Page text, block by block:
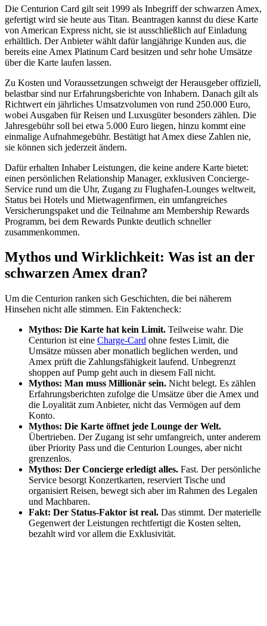
Die Centurion Card gilt seit 1999 als Inbegriff der schwarzen Amex,
gefertigt wird sie heute aus Titan. Beantragen kannst du diese Karte
von American Express nicht, sie ist ausschließlich auf Einladung
erhältlich. Der Anbieter wählt dafür langjährige Kunden aus, die
bereits eine Amex Platinum Card besitzen und sehr hohe Umsätze
über die Karte laufen lassen.
Zu Kosten und Voraussetzungen schweigt der Herausgeber offiziell,
belastbar sind nur Erfahrungsberichte von Inhabern. Danach gilt als
Richtwert ein jährliches Umsatzvolumen von rund 250.000 Euro,
wobei Ausgaben für Reisen und Luxusgüter besonders zählen. Die
Jahresgebühr soll bei etwa 5.000 Euro liegen, hinzu kommt eine
einmalige Aufnahmegebühr. Bestätigt hat Amex diese Zahlen nie,
sie können sich jederzeit ändern.
Dafür erhalten Inhaber Leistungen, die keine andere Karte bietet:
einen persönlichen Relationship Manager, exklusiven Concierge-
Service rund um die Uhr, Zugang zu Flughafen-Lounges weltweit,
Status bei Hotels und Mietwagenfirmen, ein umfangreiches
Versicherungspaket und die Teilnahme am Membership Rewards
Programm, bei dem Rewards Punkte deutlich schneller
zusammenkommen.
Mythos und Wirklichkeit: Was ist an der
schwarzen Amex dran?
Um die Centurion ranken sich Geschichten, die bei näherem
Hinsehen nicht alle stimmen. Ein Faktencheck:
Mythos: Die Karte hat kein Limit. Teilweise wahr. Die
Centurion ist eine Charge-Card ohne festes Limit, die
Umsätze müssen aber monatlich beglichen werden, und
Amex prüft die Zahlungsfähigkeit laufend. Unbegrenzt
shoppen auf Pump geht auch in diesem Fall nicht.
Mythos: Man muss Millionär sein. Nicht belegt. Es zählen
Erfahrungsberichten zufolge die Umsätze über die Amex und
die Loyalität zum Anbieter, nicht das Vermögen auf dem
Konto.
Mythos: Die Karte öffnet jede Lounge der Welt.
Übertrieben. Der Zugang ist sehr umfangreich, unter anderem
über Priority Pass und die Centurion Lounges, aber nicht
grenzenlos.
Mythos: Der Concierge erledigt alles. Fast. Der persönliche
Service besorgt Konzertkarten, reserviert Tische und
organisiert Reisen, bewegt sich aber im Rahmen des Legalen
und Machbaren.
Fakt: Der Status-Faktor ist real. Das stimmt. Der materielle
Gegenwert der Leistungen rechtfertigt die Kosten selten,
bezahlt wird vor allem die Exklusivität.